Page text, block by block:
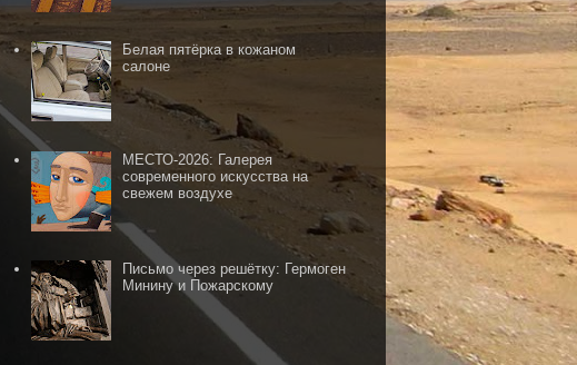
Белая пятёрка в кожаном
салоне
МЕСТО-2026: Галерея
современного искусства на
свежем воздухе
Письмо через решётку: Гермоген
Минину и Пожарскому